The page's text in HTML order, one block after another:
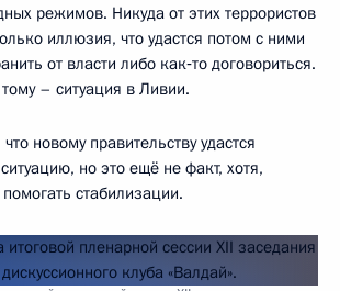
режимов. Никуда от этих террористов
иллюзия, что удастся потом с ними
от власти либо как‑то договориться.
– ситуация в Ливии.
новому правительству удастся
но это ещё не факт, хотя,
стабилизации.